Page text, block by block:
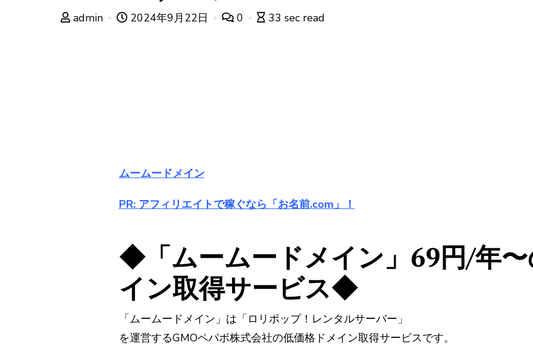
admin 2024年9月22日 0 33 sec read
ムームードメイン
PR: アフィリエイトで稼ぐなら「お名前.com」！
◆「ムームードメイン」69円/年
イン取得サービス◆
「ムームードメイン」は「ロリポップ！レンタルサーバー」
を運営するGMOペパボ株式会社の低価格ドメイン取得サービスです。